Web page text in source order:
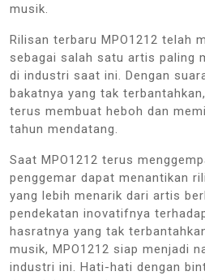
musik.
Rilisan terbaru MPO1212 telah
sebagai salah satu artis paling
di industri saat ini. Dengan
bakatnya yang tak
terus membuat heboh dan
tahun mendatang.
Saat MPO1212 terus
penggemar dapat menantikan
yang lebih menarik dari artis
pendekatan inovatifnya
hasratnya yang tak
musik, MPO1212 siap menjadi
industri ini. Hati-hati dengan